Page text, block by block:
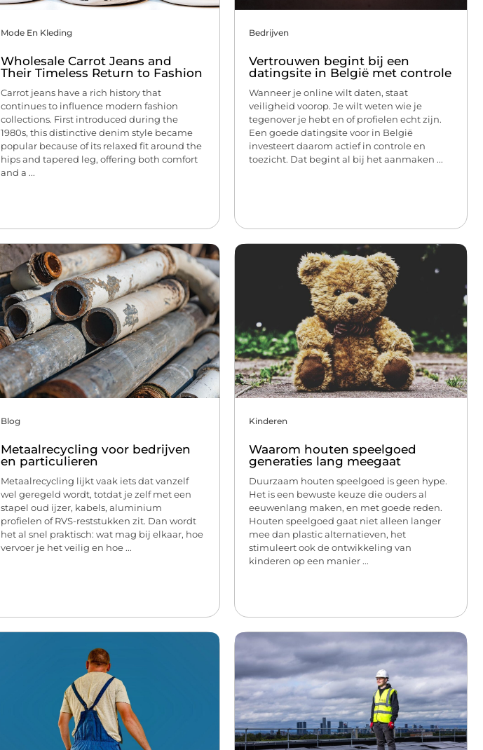
Mode En Kleding
Wholesale Carrot Jeans and
Their Timeless Return to Fashion
Carrot jeans have a rich history that
continues to influence modern fashion
collections. First introduced during the
1980s, this distinctive denim style became
popular because of its relaxed fit around the
hips and tapered leg, offering both comfort
and a ...
Bedrijven
Vertrouwen begint bij een
datingsite in België met controle
Wanneer je online wilt daten, staat
veiligheid voorop. Je wilt weten wie je
tegenover je hebt en of profielen echt zijn.
Een goede datingsite voor in België
investeert daarom actief in controle en
toezicht. Dat begint al bij het aanmaken ...
Blog
Metaalrecycling voor bedrijven
en particulieren
Metaalrecycling lijkt vaak iets dat vanzelf
wel geregeld wordt, totdat je zelf met een
stapel oud ijzer, kabels, aluminium
profielen of RVS-reststukken zit. Dan wordt
het al snel praktisch: wat mag bij elkaar, hoe
vervoer je het veilig en hoe ...
Kinderen
Waarom houten speelgoed
generaties lang meegaat
Duurzaam houten speelgoed is geen hype.
Het is een bewuste keuze die ouders al
eeuwenlang maken, en met goede reden.
Houten speelgoed gaat niet alleen langer
mee dan plastic alternatieven, het
stimuleert ook de ontwikkeling van
kinderen op een manier ...